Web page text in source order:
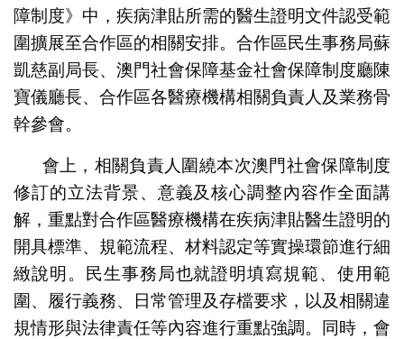
障制度》中，疾病津貼所需的醫生證明文件認受範
圍擴展至合作區的相關安排。合作區民生事務局蘇
凱慈副局長、澳門社會保障基金社會保障制度廳陳
寶儀廳長、合作區各醫療機構相關負責人及業務骨
幹參會。
會上，相關負責人圍繞本次澳門社會保障制度
修訂的立法背景、意義及核心調整內容作全面講
解，重點對合作區醫療機構在疾病津貼醫生證明的
開具標準、規範流程、材料認定等實操環節進行細
緻說明。民生事務局也就證明填寫規範、使用範
圍、履行義務、日常管理及存檔要求，以及相關違
規情形與法律責任等內容進行重點強調。同時，會